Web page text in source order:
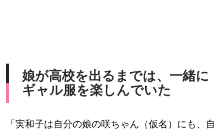
娘が高校を出るまでは、一緒に
ギャル服を楽しんでいた
「実和子は自分の娘の咲ちゃん（仮名）にも、自